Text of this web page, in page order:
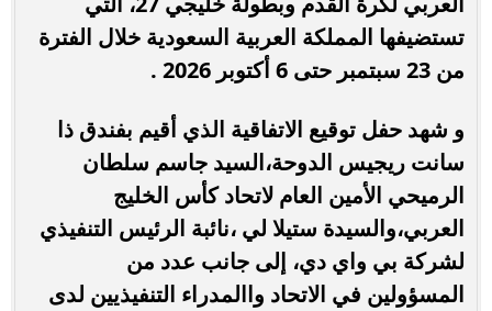
تستضيفها المملكة العربية السعودية خلال الفترة
من 23 سبتمبر حتى 6 أكتوبر 2026 .
و شهد حفل توقيع الاتفاقية الذي أقيم بفندق ذا
سانت ريجيس الدوحة،السيد جاسم سلطان
الرميحي الأمين العام لاتحاد كأس الخليج
العربي،والسيدة ستيلا لي ،نائبة الرئيس التنفيذي
لشركة بي واي دي، إلى جانب عدد من
المسؤولين في الاتحاد واالمدراء التنفيذيين لدى